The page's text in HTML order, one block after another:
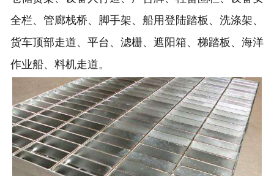
全栏、管廊栈桥、脚手架、船用登陆踏板、洗涤架、
货车顶部走道、平台、滤栅、遮阳箱、梯踏板、海洋
作业船、料机走道。